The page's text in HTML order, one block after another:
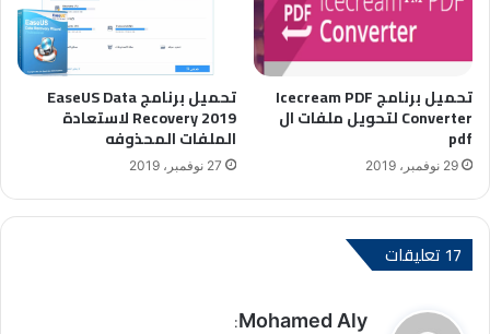
تحميل برنامج Icecream PDF
Converter لتحويل ملفات ال
pdf
29 نوفمبر، 2019
تحميل برنامج EaseUS Data
Recovery 2019 لاستعادة
الملفات المحذوفه
27 نوفمبر، 2019
‫17 تعليقات
يMohamed Aly
: